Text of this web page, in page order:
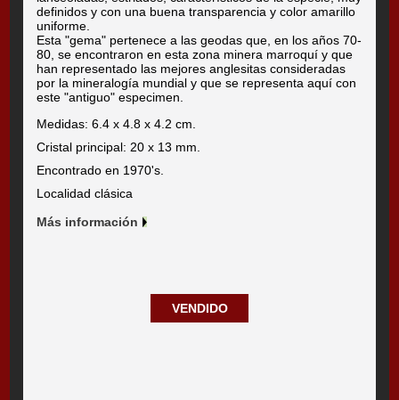
definidos y con una buena transparencia y color amarillo
uniforme.
Esta "gema" pertenece a las geodas que, en los años 70-
80, se encontraron en esta zona minera marroquí y que
han representado las mejores anglesitas consideradas
por la mineralogía mundial y que se representa aquí con
este "antiguo" especimen.
Medidas: 6.4 x 4.8 x 4.2 cm.
Cristal principal: 20 x 13 mm.
Encontrado en 1970's.
Localidad clásica
Más información
VENDIDO